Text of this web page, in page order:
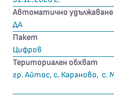
Автоматично удължаване
ДА
Пакет
Цифров
Териториален обхват
гр. Айтос, с. Караново, с.